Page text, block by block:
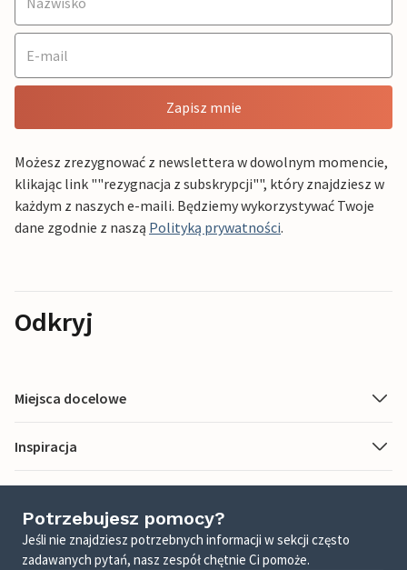
Zapisz mnie
Możesz zrezygnować z newslettera w dowolnym momencie,
klikając link ""rezygnacja z subskrypcji"", który znajdziesz w
każdym z naszych e-maili. Będziemy wykorzystywać Twoje
dane zgodnie z naszą Polityką prywatności.
Odkryj
Miejsca docelowe
Inspiracja
Potrzebujesz pomocy?
Jeśli nie znajdziesz potrzebnych informacji w sekcji często
zadawanych pytań, nasz zespół chętnie Ci pomoże.